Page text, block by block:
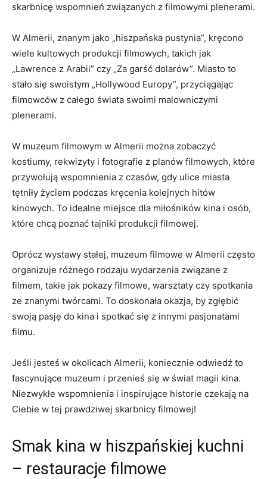
skarbnicę wspomnień związanych z filmowymi plenerami.
W Almerii, znanym⁢ jako „hiszpańska​ pustynia”, kręcono
wiele kultowych produkcji filmowych, takich jak
„Lawrence z Arabii” czy „Za garść​ dolarów”.​ Miasto to
stało się swoistym „Hollywood Europy”, przyciągając
filmowców z całego świata swoimi malowniczymi
plenerami.
W muzeum filmowym w Almerii można​ zobaczyć
kostiumy, rekwizyty i fotografie z planów filmowych, które
przywołują wspomnienia z czasów,​ gdy ulice miasta
tętniły życiem podczas kręcenia kolejnych hitów
kinowych. To idealne miejsce dla miłośników kina i osób,
które chcą poznać tajniki produkcji filmowej.
Oprócz wystawy stałej,⁤ muzeum filmowe w ⁣Almerii często
⁢organizuje różnego rodzaju wydarzenia związane z
filmem, takie jak pokazy filmowe, warsztaty czy spotkania
ze znanymi twórcami. To doskonała ‍okazja, by zgłębić
swoją pasję do kina i spotkać się z innymi pasjonatami
filmu.
Jeśli jesteś⁢ w okolicach Almerii, koniecznie ⁣odwiedź to
fascynujące muzeum i przenieś się w‍ świat magii kina.
Niezwykłe wspomnienia i inspirujące historie czekają na
Ciebie w‍ tej prawdziwej skarbnicy filmowej!
Smak kina w hiszpańskiej kuchni
– restauracje filmowe